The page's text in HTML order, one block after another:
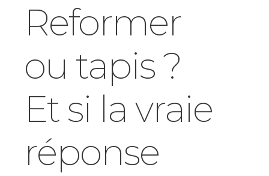
Reformer
ou tapis ?
Et si la vraie
réponse